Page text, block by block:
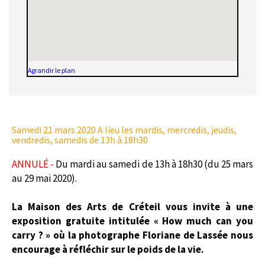
Agrandir le plan
Samedi 21 mars 2020 A lieu les mardis, mercredis, jeudis,
vendredis, samedis de 13h à 18h30
ANNULÉ - Du mardi au samedi de 13h à 18h30 (du 25 mars
au 29 mai 2020).
La Maison des Arts de Créteil vous invite à une
exposition gratuite intitulée « How much can you
carry ? » où la photographe Floriane de Lassée nous
encourage à réfléchir sur le poids de la vie.